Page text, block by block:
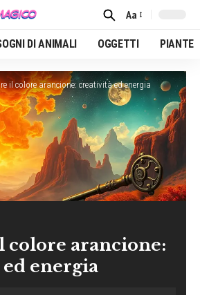
Font
Resizer
Aa
DI ANIMALI OGGETTI PIANTE
il colore arancione: creatività ed energia
colore arancione:
energia